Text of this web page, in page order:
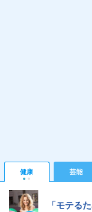
健康 芸能
「モテる